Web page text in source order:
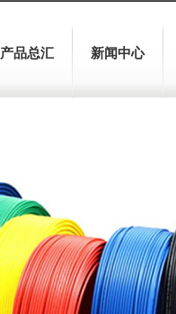
产品总汇 新闻中心